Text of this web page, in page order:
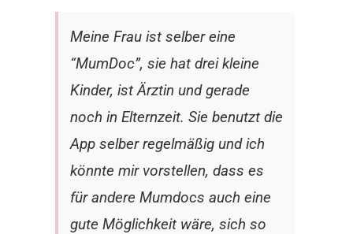
Meine Frau ist selber eine
“MumDoc”, sie hat drei kleine
Kinder, ist Ärztin und gerade
noch in Elternzeit. Sie benutzt die
App selber regelmäßig und ich
könnte mir vorstellen, dass es
für andere Mumdocs auch eine
gute Möglichkeit wäre, sich so